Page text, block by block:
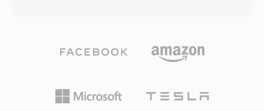
memastikan integritas bit-perfect, penting
untuk tujuan pengarsipan. TAK juga
untuk mengorganisasi album multi-track.
Rice — mengeksploitasi distribusi statistik dari
tanpa membuang data. Kedalaman bit hingga
32 dan sample rate hingga 655 kHz didukung,